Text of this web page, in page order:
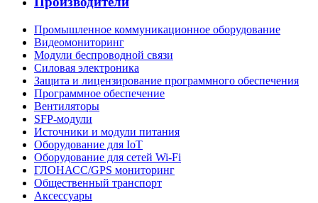
Промышленное коммуникационное оборудование
Видеомониторинг
Модули беспроводной связи
Силовая электроника
Защита и лицензирование программного обеспечения
Программное обеспечение
Вентиляторы
SFP-модули
Источники и модули питания
Оборудование для IoT
Оборудование для сетей Wi-Fi
ГЛОНАСС/GPS мониторинг
Общественный транспорт
Аксессуары